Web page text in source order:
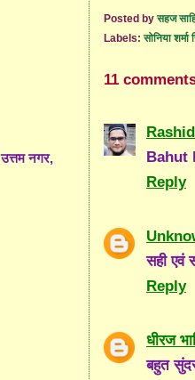
Posted byसहज
Labels:सोनिया शर्मा
11
Bahut
Reply
सही एवं
Reply
धीरज
बहुत
नगर,